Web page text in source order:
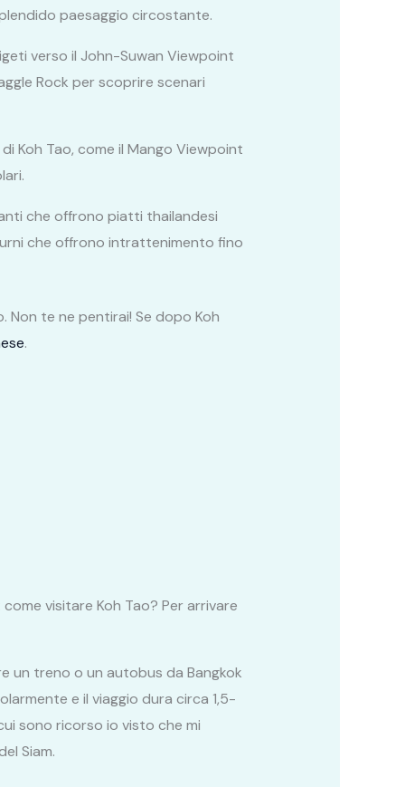
paesaggio circostante.
verso il John-Suwan Viewpoint
Rock per scoprire scenari
Koh Tao, come il Mango Viewpoint
che offrono piatti thailandesi
che offrono intrattenimento fino
Non te ne pentirai! Se dopo Koh
.
visitare Koh Tao? Per arrivare
un treno o un autobus da Bangkok
e il viaggio dura circa 1,5-
sono ricorso io visto che mi
Siam.